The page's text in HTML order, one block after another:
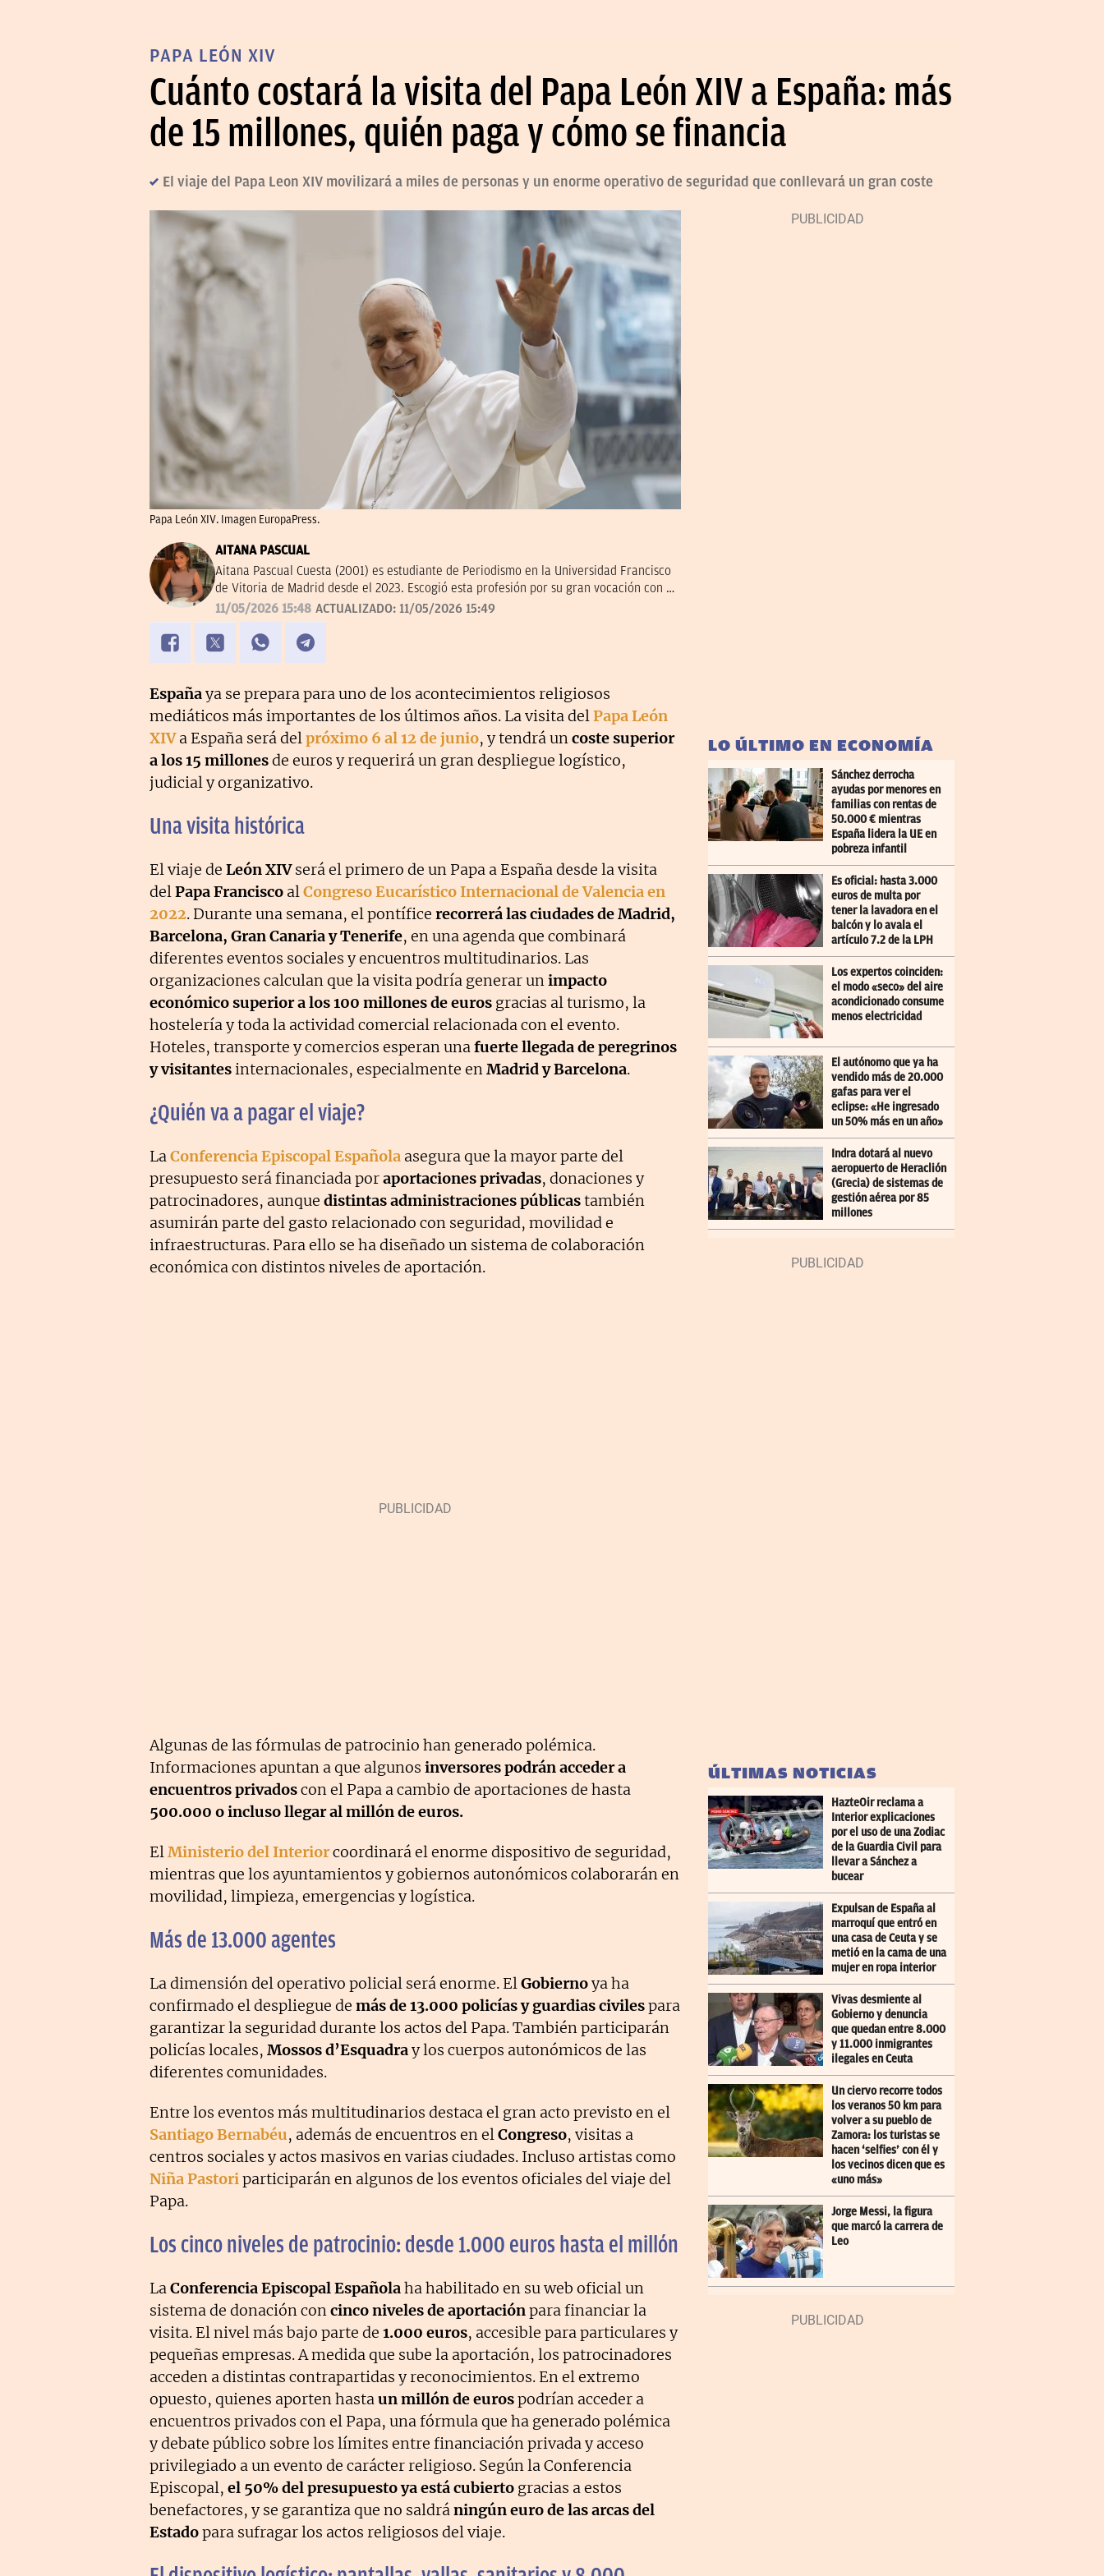
PAPA LEÓN XIV
Cuánto costará la visita del Papa León XIV a España: más
de 15 millones, quién paga y cómo se financia
El viaje del Papa Leon XIV movilizará a miles de personas y un enorme operativo de seguridad que conllevará un gran coste
Papa León XIV. Imagen EuropaPress.
AITANA PASCUAL
Aitana Pascual Cuesta (2001) es estudiante de Periodismo en la Universidad Francisco
de Vitoria de Madrid desde el 2023. Escogió esta profesión por su gran vocación con la
comunicación y la escritura. Hoy en día, tiene mucho interés por la historia, deportes
y actualidad. Su principal objetivo es seguir formándose y aprender a contar los
sucesos de forma clara y rigurosa.
11/05/2026 15:48 ACTUALIZADO: 11/05/2026 15:49
Españaya se prepara para uno de los acontecimientos religiosos
mediáticos más importantes de los últimos años. La visita delPapa León
XIVa España será delpróximo 6 al 12 de junio, y tendrá uncoste superior
a los 15 millonesde euros y requerirá un gran despliegue logístico,
judicial y organizativo.
Una visita histórica
El viaje de León XIVserá el primero de un Papa a España desde la visita
delPapa Francisco alCongreso Eucarístico Internacional de Valencia en
2022. Durante una semana, el pontífice recorrerá las ciudades de Madrid,
Barcelona, Gran Canaria y Tenerife, en una agenda que combinará
diferentes eventos sociales y encuentros multitudinarios. Las
organizaciones calculan que la visita podría generar unimpacto
económico superior a los 100 millones de euros gracias al turismo, la
hostelería y toda la actividad comercial relacionada con el evento.
Hoteles, transporte y comercios esperan unafuerte llegada de peregrinos
y visitantesinternacionales, especialmente enMadrid y Barcelona.
¿Quién va a pagar el viaje?
LaConferencia Episcopal Española asegura que la mayor parte del
presupuesto será financiada poraportaciones privadas, donaciones y
patrocinadores, aunque distintas administraciones públicastambién
asumirán parte del gasto relacionado con seguridad, movilidad e
infraestructuras. Para ello se ha diseñado un sistema de colaboración
económica con distintos niveles de aportación.
Algunas de las fórmulas de patrocinio han generado polémica.
Informaciones apuntan a que algunos inversores podrán acceder a
encuentros privadoscon el Papa a cambio de aportaciones de hasta
500.000 o incluso llegar al millón de euros.
ElMinisterio del Interiorcoordinará el enorme dispositivo de seguridad,
mientras que los ayuntamientos y gobiernos autonómicos colaborarán en
movilidad, limpieza, emergencias y logística.
Más de 13.000 agentes
La dimensión del operativo policial será enorme. ElGobiernoya ha
confirmado el despliegue de más de 13.000 policías y guardias civilespara
garantizar la seguridad durante los actos del Papa. También participarán
policías locales, Mossos d’Esquadray los cuerpos autonómicos de las
diferentes comunidades.
Entre los eventos más multitudinarios destaca el gran acto previsto en el
Santiago Bernabéu, además de encuentros en elCongreso, visitas a
centros sociales y actos masivos en varias ciudades. Incluso artistas como
Niña Pastoriparticiparán en algunos de los eventos oficiales del viaje del
Papa.
Los cinco niveles de patrocinio: desde 1.000 euros hasta el millón
LaConferencia Episcopal Españolaha habilitado en su web oficial un
sistema de donación concinco niveles de aportaciónpara financiar la
visita. El nivel más bajo parte de 1.000 euros, accesible para particulares y
pequeñas empresas. A medida que sube la aportación, los patrocinadores
acceden a distintas contrapartidas y reconocimientos. En el extremo
opuesto, quienes aporten hastaun millón de eurospodrían acceder a
encuentros privados con el Papa, una fórmula que ha generado polémica
y debate público sobre los límites entre financiación privada y acceso
privilegiado a un evento de carácter religioso. Según la Conferencia
Episcopal, el 50% del presupuesto ya está cubierto gracias a estos
benefactores, y se garantiza que no saldráningún euro de las arcas del
Estadopara sufragar los actos religiosos del viaje.
LO ÚLTIMO EN ECONOMÍA
Sánchez derrocha
ayudas por menores en
familias con rentas de
50.000 € mientras
España lidera la UE en
pobreza infantil
Es oficial: hasta 3.000
euros de multa por
tener la lavadora en el
balcón y lo avala el
artículo 7.2 de la LPH
Los expertos coinciden:
el modo «seco» del aire
acondicionado consume
menos electricidad
El autónomo que ya ha
vendido más de 20.000
gafas para ver el
eclipse: «He ingresado
un 50% más en un año»
Indra dotará al nuevo
aeropuerto de Heraclión
(Grecia) de sistemas de
gestión aérea por 85
millones
ÚLTIMAS NOTICIAS
HazteOir reclama a
Interior explicaciones
por el uso de una Zodiac
de la Guardia Civil para
llevar a Sánchez a
bucear
Expulsan de España al
marroquí que entró en
una casa de Ceuta y se
metió en la cama de una
mujer en ropa interior
Vivas desmiente al
Gobierno y denuncia
que quedan entre 8.000
y 11.000 inmigrantes
ilegales en Ceuta
Un ciervo recorre todos
los veranos 50 km para
volver a su pueblo de
Zamora: los turistas se
hacen ‘selfies’ con él y
los vecinos dicen que es
«uno más»
Jorge Messi, la figura
que marcó la carrera de
Leo